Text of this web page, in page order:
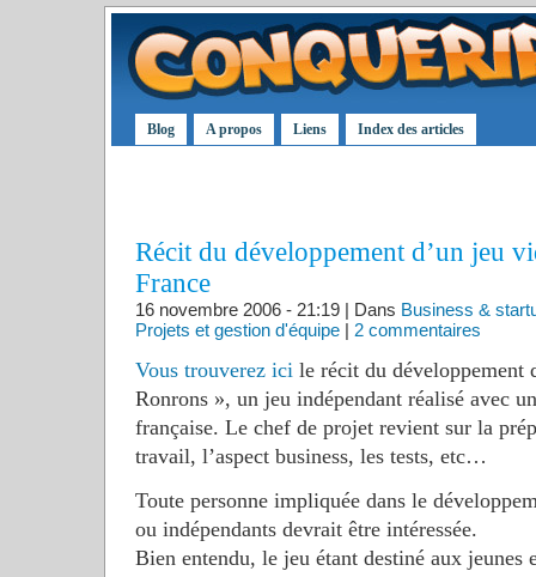
Blog A propos Liens Index des articles
Récit du développement d’un jeu
France
16 novembre 2006 - 21:19 | Dans Business &
Projets et gestion d'équipe| 2 commentaires
Vous trouverez icile récit du développement
Ronrons », un jeu indépendant réalisé avec
française. Le chef de projet revient sur la
travail, l’aspect business, les tests, etc…
Toute personne impliquée dans le
ou indépendants devrait être intéressée.
Bien entendu, le jeu étant destiné aux jeunes